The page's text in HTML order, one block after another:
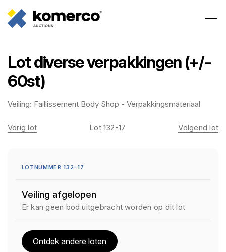
Lot diverse verpakkingen (+/-
60st)
Veiling: Faillissement Body Shop - Verpakkingsmateriaal
Vorig lot Lot 132-17 Volgend lot
LOTNUMMER 132-17
Veiling afgelopen
Er kan geen bod uitgebracht worden op dit lot
Ontdek andere loten